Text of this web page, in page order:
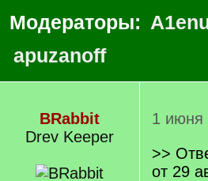
Модераторы:
apuzanoff
BRabbit
Drev Keeper
1 июня
>>
от 29